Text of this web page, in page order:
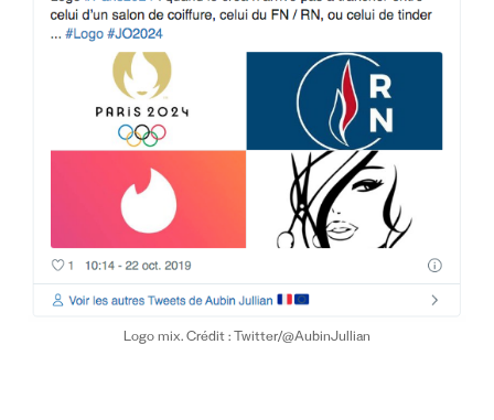
Logo mix. Crédit : Twitter/@AubinJullian